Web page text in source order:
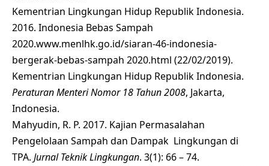
Kementrian Lingkungan Hidup Republik Indonesia.
2016. Indonesia Bebas Sampah
2020.www.menlhk.go.id/siaran-46-indonesia-
bergerak-bebas-sampah 2020.html (22/02/2019).
Kementrian Lingkungan Hidup Republik Indonesia.
Peraturan Menteri Nomor 18 Tahun 2008, Jakarta,
Indonesia.
Mahyudin, R. P. 2017. Kajian Permasalahan
Pengelolaan Sampah dan Dampak Lingkungan di
TPA. Jurnal Teknik Lingkungan. 3(1): 66 – 74.